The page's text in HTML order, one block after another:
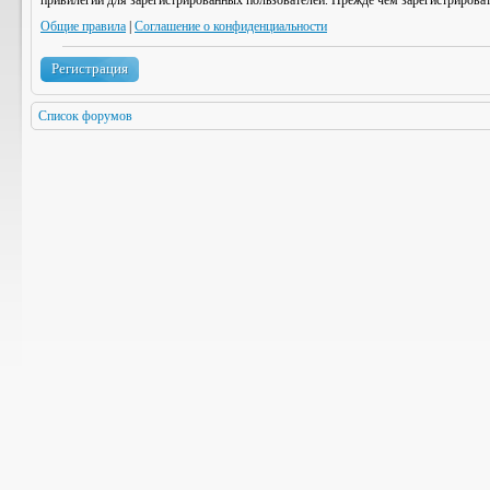
Общие правила Соглашение о конфиденциальности
Регистрация
Список форумов